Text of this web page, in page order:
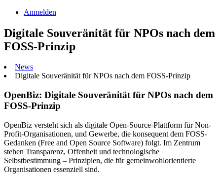
Anmelden
Digitale Souveränität für NPOs nach dem
FOSS-Prinzip
News
Digitale Souveränität für NPOs nach dem FOSS-Prinzip
OpenBiz: Digitale Souveränität für NPOs nach dem
FOSS-Prinzip
OpenBiz versteht sich als digitale Open-Source-Plattform für Non-
Profit-Organisationen, und Gewerbe, die konsequent dem FOSS-
Gedanken (Free and Open Source Software) folgt. Im Zentrum
stehen Transparenz, Offenheit und technologische
Selbstbestimmung – Prinzipien, die für gemeinwohlorientierte
Organisationen essenziell sind.